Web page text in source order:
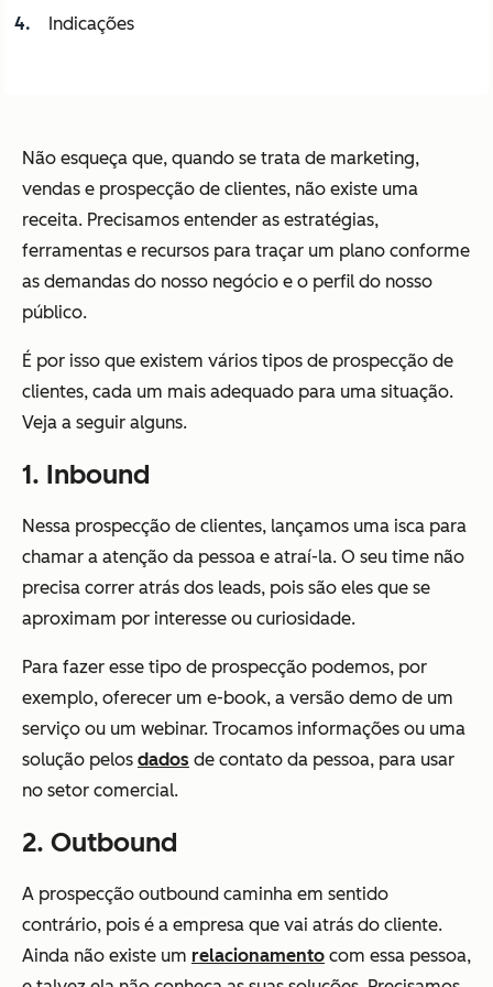
Indicações
Não esqueça que, quando se trata de marketing,
vendas e prospecção de clientes, não existe uma
receita. Precisamos entender as estratégias,
ferramentas e recursos para traçar um plano conforme
as demandas do nosso negócio e o perfil do nosso
público.
É por isso que existem vários tipos de prospecção de
clientes, cada um mais adequado para uma situação.
Veja a seguir alguns.
1. Inbound
Nessa prospecção de clientes, lançamos uma isca para
chamar a atenção da pessoa e atraí-la. O seu time não
precisa correr atrás dos leads, pois são eles que se
aproximam por interesse ou curiosidade.
Para fazer esse tipo de prospecção podemos, por
exemplo, oferecer um e-book, a versão demo de um
serviço ou um webinar. Trocamos informações ou uma
solução pelos dados de contato da pessoa, para usar
no setor comercial.
2. Outbound
A prospecção outbound caminha em sentido
contrário, pois é a empresa que vai atrás do cliente.
Ainda não existe um relacionamento com essa pessoa,